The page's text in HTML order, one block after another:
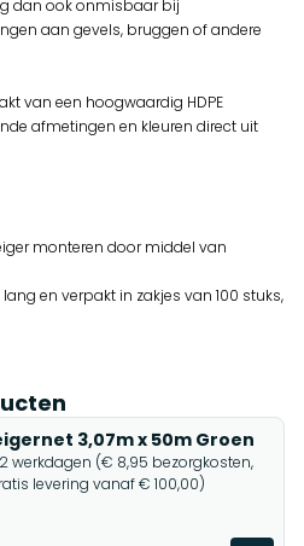
dan ook onmisbaar bij
aan gevels, bruggen of andere
van een hoogwaardig HDPE
afmetingen en kleuren direct uit
monteren door middel van
en verpakt in zakjes van 100 stuks,
3,07m x 50m Groen
werkdagen (€ 8,95 bezorgkosten,
levering vanaf € 100,00)